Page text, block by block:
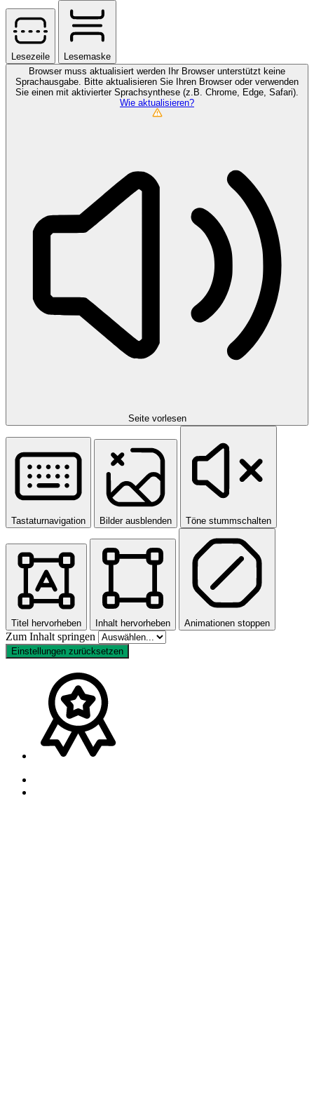
Lesezeile
Lesemaske
Browser muss aktualisiert werden
Ihr Browser unterstützt keine
Sprachausgabe. Bitte aktualisieren Sie Ihren Browser oder verwenden
Sie einen mit aktivierter Sprachsynthese (z.B. Chrome, Edge, Safari).
Wie aktualisieren?
Seite vorlesen
Tastaturnavigation Bilder ausblenden Töne stummschalten
Titel hervorheben Inhalt hervorheben Animationen stoppen
Zum Inhalt springen
Einstellungen zurücksetzen